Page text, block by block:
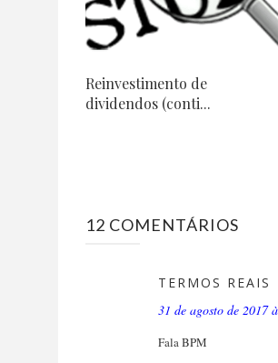
Reinvestimento de
dividendos (conti...
12 COMENTÁRIOS
TERMOS REAIS
31 de agosto de 2017
Fala BPM